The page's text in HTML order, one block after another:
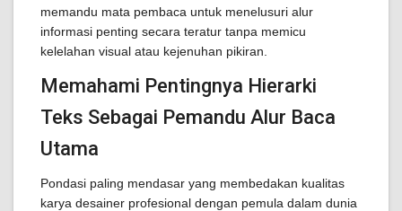
memandu mata pembaca untuk menelusuri alur
informasi penting secara teratur tanpa memicu
kelelahan visual atau kejenuhan pikiran.
Memahami Pentingnya Hierarki
Teks Sebagai Pemandu Alur Baca
Utama
Pondasi paling mendasar yang membedakan kualitas
karya desainer profesional dengan pemula dalam dunia